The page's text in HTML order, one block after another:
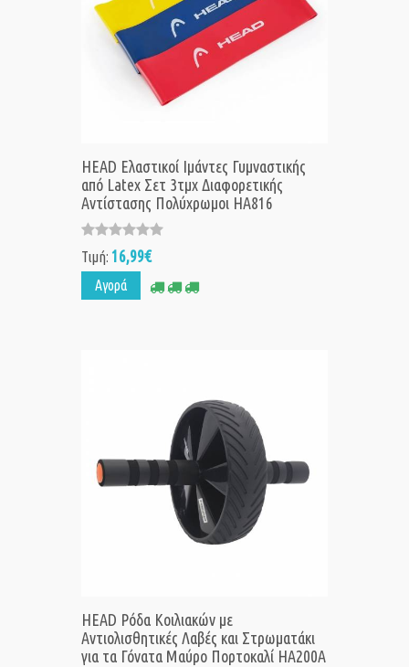
HEAD Ελαστικοί Ιμάντες Γυμναστικής
από Latex Σετ 3τμχ Διαφορετικής
Αντίστασης Πολύχρωμοι HA816
Τιμή: 16,99€
Αγορά
HEAD Ρόδα Κοιλιακών με
Αντιολισθητικές Λαβές και Στρωματάκι
για τα Γόνατα Μαύρο Πορτοκαλί HA200A